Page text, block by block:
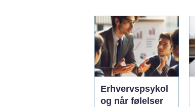
Erhvervspsykol
og når følelser